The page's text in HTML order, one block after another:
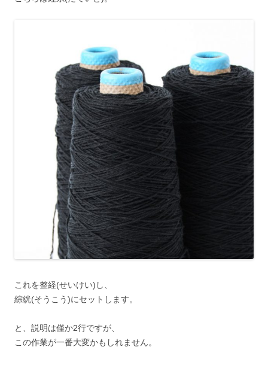
これを整経(せいけい)し、
綜絖(そうこう)にセットします。
と、説明は僅か2行ですが、
この作業が一番大変かもしれません。